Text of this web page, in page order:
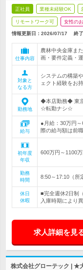
正社員 業種未経験OK
リモートワーク可 女性の
情報更新日：2026/07/17 終
仕事内容
農林中央金庫ま
画・要件定義・
対象と
なる方
システムの構築
ェクト経験をお
勤務地
◆本店勤務◆ 東
☆転勤ナシ☆
給与
●月給：30万円
際の給与額は前
初年度
年収
600万円～1100万
勤務
時間
8:50～17:10（所
休日
休暇
■完全週休2日制
入庫時期により
求人詳細を見
株式会社グローテック | ★